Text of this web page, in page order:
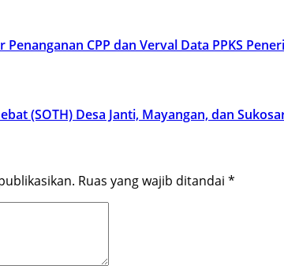
CPP dan Verval Data PPKS
(SOTH) Desa Janti, Mayangan, dan
Ruas yang wajib ditandai *